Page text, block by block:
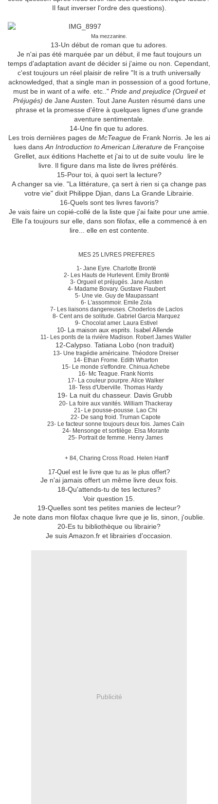
Il faut inverser l'ordre des questions).
Ma mezzanine.
13-Un début de roman que tu adores.
Je n'ai pas été marquée par un début, il me faut toujours un
temps d'adaptation avant de décider si j'aime ou non. Cependant,
c'est toujours un réel plaisir de relire "It is a truth universally
acknowledged, that a single man in possession of a good fortune,
must be in want of a wife. etc.." Pride and prejudice (Orgueil et
Préjugés) de Jane Austen. Tout Jane Austen résumé dans une
phrase et la promesse d'être à quelques lignes d'une grande
aventure sentimentale.
14-Une fin que tu adores.
Les trois dernières pages de McTeaguede Frank Norris. Je les ai
lues dans An Introduction to American Literature de Françoise
Grellet, aux éditions Hachette et j'ai to ut de suite voulu lire le
livre. Il figure dans ma liste de livres préférés.
15-Pour toi, à quoi sert la lecture?
A changer sa vie. "La littérature, ça sert à rien si ça change pas
votre vie" dixit Philippe Djian, dans La Grande Librairie.
16-Quels sont tes livres favoris?
Je vais faire un copié-collé de la liste que j'ai faite pour une amie.
Elle l'a toujours sur elle, dans son filofax, elle a commencé à en
lire... elle en est contente.
MES 25 LIVRES PREFERES
1- Jane Eyre. Charlotte Brontë
2- Les Hauts de Hurlevent. Emily Brontë
3- Orgueil et préjugés. Jane Austen
4- Madame Bovary. Gustave Flaubert
5- Une vie. Guy de Maupassant
6- L'assommoir. Emile Zola
7- Les liaisons dangereuses. Choderlos de Laclos
8- Cent ans de solitude. Gabriel Garcia Marquez
9- Chocolat amer. Laura Estivel
10- La maison aux esprits. Isabel Allende
11- Les ponts de la rivière Madison. Robert James Waller
12-Calypso. Tatiana Lobo (non traduit)
13- Une tragédie américaine. Théodore Dreiser
14- Ethan Frome. Edith Wharton
15- Le monde s'effondre. Chinua Achebe
16- Mc Teague. Frank Norris
17- La couleur pourpre. Alice Walker
18- Tess d'Uberville. Thomas Hardy
19- La nuit du chasseur. Davis Grubb
20- La foire aux vanités. William Thackeray
21- Le pousse-pousse. Lao Chi
22- De sang froid. Truman Capote
23- Le facteur sonne toujours deux fois. James Caïn
24- Mensonge et sortilège. Elsa Morante
25- Portrait de femme. Henry James
+ 84, Charing Cross Road. Helen Hanff
17-Quel est le livre que tu as le plus offert?
Je n'ai jamais offert un même livre deux fois.
18-Qu'attends-tu de tes lectures?
Voir question 15.
19-Quelles sont tes petites manies de lecteur?
Je note dans mon filofax chaque livre que je lis, sinon, j'oublie.
20-Es tu bibliothèque ou librairie?
Je suis Amazon.fr et librairies d'occasion.
Publicité